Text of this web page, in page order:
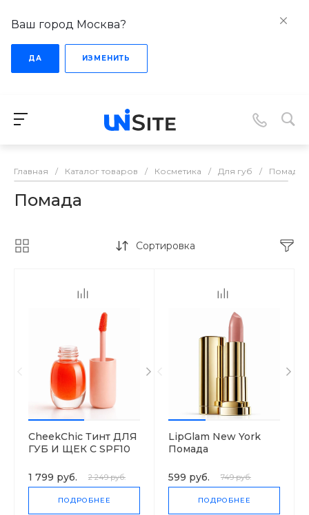
Ваш город Москва?
ДА ИЗМЕНИТЬ
Главная / Каталог товаров / Косметика / Для губ / Помада
Помада
Сортировка
CheekChic Тинт ДЛЯ
ГУБ И ЩЕК С SPF10
1 799 руб. 2 249 руб.
ПОДРОБНЕЕ
LipGlam New York
Помада
"COLOR
SENSATIONAL"
МАТОВОЕ
ОБНАЖЕНИЕ
599 руб. 749 руб.
ПОДРОБНЕЕ